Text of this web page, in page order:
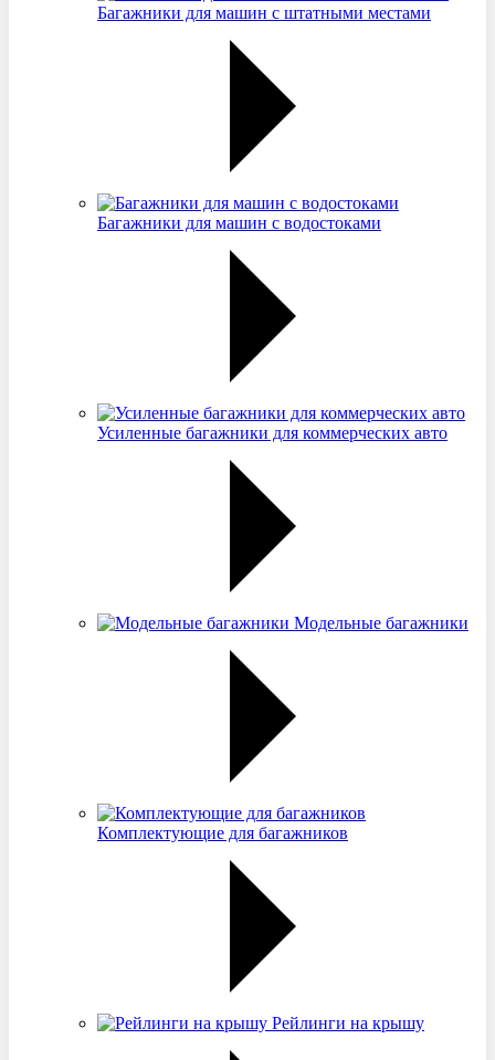
Багажники для машин с штатными местами
Багажники для машин с водостоками
Усиленные багажники для коммерческих авто
Модельные багажники
Комплектующие для багажников
Рейлинги на крышу